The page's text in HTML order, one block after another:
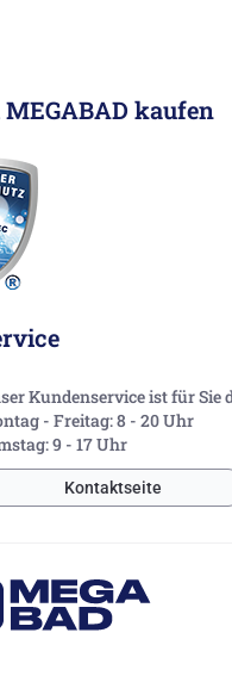
MEGABAD kaufen
Kundenservice ist für Sie
- Freitag: 8 - 20 Uhr
9 - 17 Uhr
Kontaktseite